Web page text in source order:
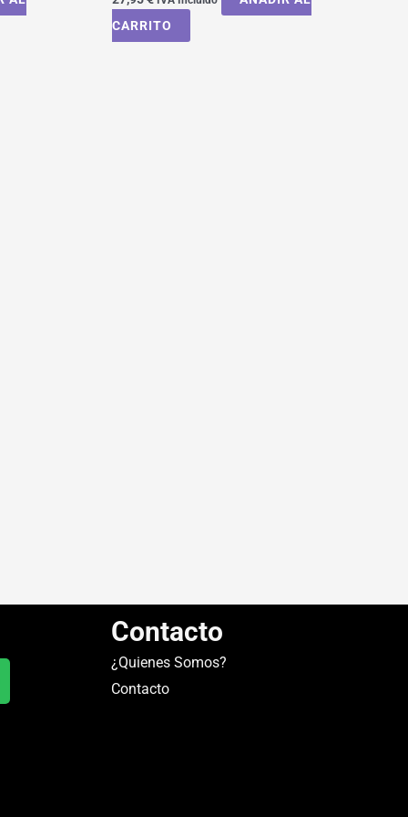
CARRITO
Contacto
¿Quienes Somos?
Contacto